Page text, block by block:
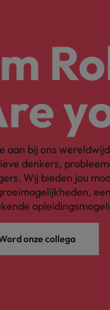
aan bij ons
denkers,
Wij bieden jou
onze collega